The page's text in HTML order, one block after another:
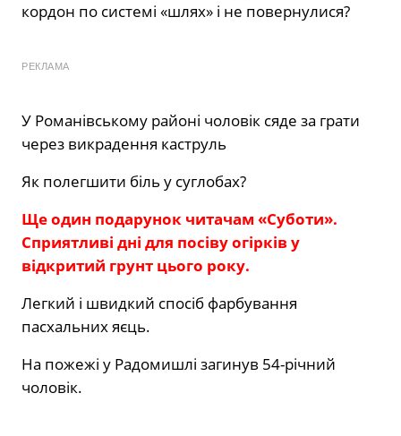
кордон по системі «шлях» і не повернулися?
РЕКЛАМА
У Романівському районі чоловік сяде за грати
через викрадення каструль
Як полегшити біль у суглобах?
Ще один подарунок читачам «Суботи».
Сприятливі дні для посіву огірків у
відкритий грунт цього року.
Легкий і швидкий спосіб фарбування
пасхальних яєць.
На пожежі у Радомишлі загинув 54-річний
чоловік.